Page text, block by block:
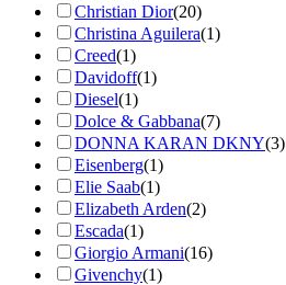
Christian Dior(20)
Christina Aguilera(1)
Creed(1)
Davidoff(1)
Diesel(1)
Dolce & Gabbana(7)
DONNA KARAN DKNY(3)
Eisenberg(1)
Elie Saab(1)
Elizabeth Arden(2)
Escada(1)
Giorgio Armani(16)
Givenchy(1)